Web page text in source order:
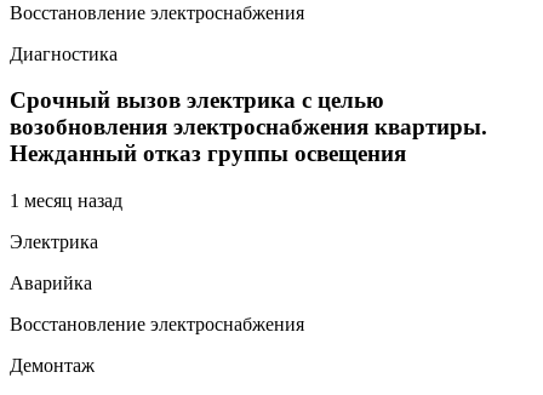
Восстановление электроснабжения
Диагностика
Срочный вызов электрика с целью
возобновления электроснабжения квартиры.
Нежданный отказ группы освещения
1 месяц назад
Электрика
Аварийка
Восстановление электроснабжения
Демонтаж